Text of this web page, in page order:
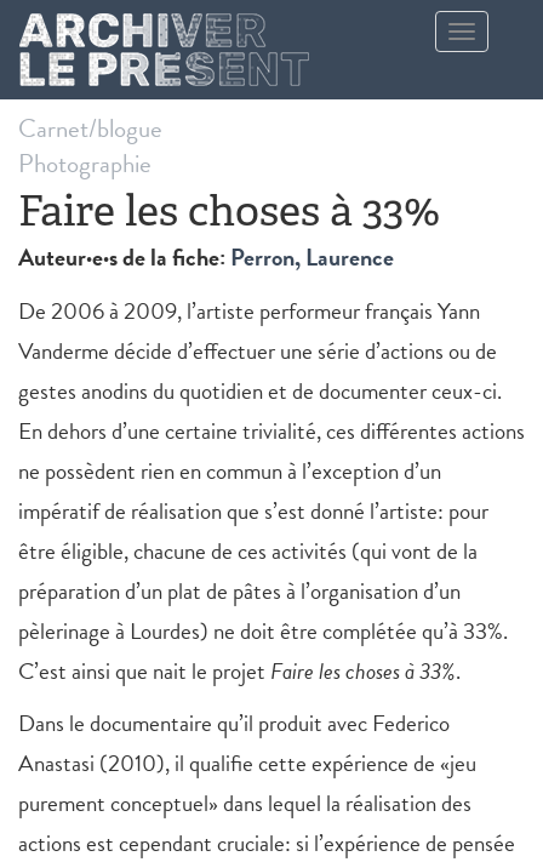
Aller au contenu principal
Toggle
navigation
Carnet/blogue
Photographie
Faire les choses à 33%
Auteur·e·s de la fiche: Perron, Laurence
De 2006 à 2009, l’artiste performeur français Yann
Vanderme décide d’effectuer une série d’actions ou de
gestes anodins du quotidien et de documenter ceux-ci.
En dehors d’une certaine trivialité, ces différentes actions
ne possèdent rien en commun à l’exception d’un
impératif de réalisation que s’est donné l’artiste: pour
être éligible, chacune de ces activités (qui vont de la
préparation d’un plat de pâtes à l’organisation d’un
pèlerinage à Lourdes) ne doit être complétée qu’à 33%.
C’est ainsi que nait le projet Faire les choses à 33%.
Dans le documentaire qu’il produit avec Federico
Anastasi (2010), il qualifie cette expérience de «jeu
purement conceptuel» dans lequel la réalisation des
actions est cependant cruciale: si l’expérience de pensée